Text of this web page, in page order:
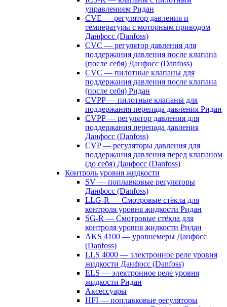
управлением Ридан
CVE — регулятор давления и
температуры с моторным приводом
Данфосс (Danfoss)
CVС — регулятор давления для
поддержания давления после клапана
(после себя) Данфосс (Danfoss)
CVС — пилотные клапаны для
поддержания давления после клапана
(после себя) Ридан
CVPP — пилотные клапаны для
поддержания перепада давления Ридан
CVPP — регулятор давления для
поддержания перепада давления
Данфосс (Danfoss)
CVP — регуляторы давления для
поддержания давления перед клапаном
(до себя) Данфосс (Danfoss)
Контроль уровня жидкости
SV — поплавковые регуляторы
Данфосс (Danfoss)
LLG-R — Смотровые стёкла для
контроля уровня жидкости Ридан
SG-R — Смотровые стёкла для
контроля уровня жидкости Ридан
AKS 4100 — уровнемеры Данфосс
(Danfoss)
LLS 4000 — электронное реле уровня
жидкости Данфосс (Danfoss)
ELS — электронное реле уровня
жидкости Ридан
Аксессуары
HFI — поплавковые регуляторы